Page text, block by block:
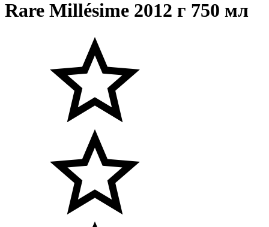
Rare Millésime 2012 г 750 мл